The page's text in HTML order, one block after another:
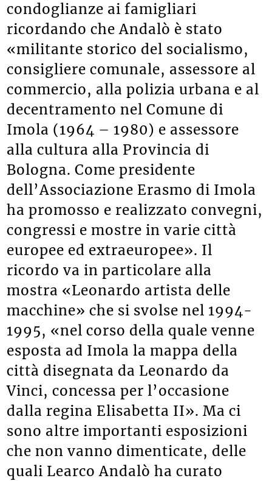
condoglianze ai famigliari
ricordando che Andalò è stato
«militante storico del socialismo,
consigliere comunale, assessore al
commercio, alla polizia urbana e al
decentramento nel Comune di
Imola (1964 – 1980) e assessore
alla cultura alla Provincia di
Bologna. Come presidente
dell’Associazione Erasmo di Imola
ha promosso e realizzato convegni,
congressi e mostre in varie città
europee ed extraeuropee». Il
ricordo va in particolare alla
mostra «Leonardo artista delle
macchine» che si svolse nel 1994-
1995, «nel corso della quale venne
esposta ad Imola la mappa della
città disegnata da Leonardo da
Vinci, concessa per l’occasione
dalla regina Elisabetta II». Ma ci
sono altre importanti esposizioni
che non vanno dimenticate, delle
quali Learco Andalò ha curato